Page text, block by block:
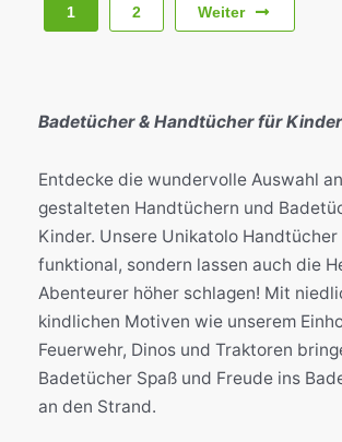
1 2 Weiter
Badetücher & Handtücher für Kinder
Entdecke die wundervolle Auswahl
gestalteten Handtüchern und
Kinder. Unsere Unikatolo
funktional, sondern lassen auch die
Abenteurer höher schlagen! Mit
kindlichen Motiven wie unserem
Feuerwehr, Dinos und Traktoren
Badetücher Spaß und Freude ins
an den Strand.